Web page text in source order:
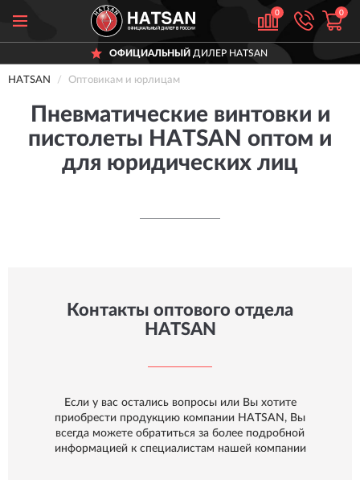
0 0
ОФИЦИАЛЬНЫЙ ДИЛЕР HATSAN
HATSAN Оптовикам и юрлицам
Пневматические винтовки и
пистолеты HATSAN оптом и
для юридических лиц
Контакты оптового отдела
HATSAN
Если у вас остались вопросы или Вы хотите
приобрести продукцию компании HATSAN, Вы
всегда можете обратиться за более подробной
информацией к специалистам нашей компании